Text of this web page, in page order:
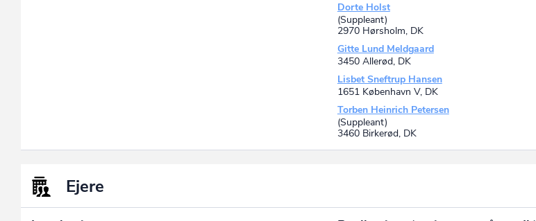
Dorte Holst
(Suppleant)
2970 Hørsholm, DK
Gitte Lund Meldgaard
3450 Allerød, DK
Lisbet Sneftrup Hansen
1651 København V, DK
Torben Heinrich Petersen
(Suppleant)
3460 Birkerød, DK
Ejere